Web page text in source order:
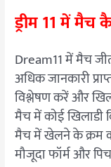
ड्रीम 11 में मैच
Dream11 में मैच
अधिक जानकारी
विश्लेषण करें और
मैच में कोई खिलाडी
मैच में खेलने के क्रम
मौजूदा फॉर्म और